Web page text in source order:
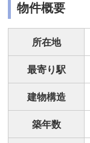
物件概要
所在地
最寄り駅
建物構造
築年数